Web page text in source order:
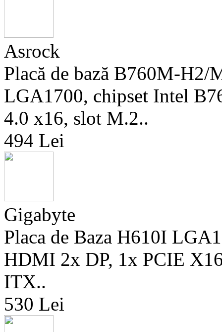
Asrock
Placă de bază B760M-
LGA1700, chipset Intel
4.0 x16, slot M.2..
494 Lei
Gigabyte
Placa de Baza H610I
HDMI 2x DP, 1x PCIE
ITX..
530 Lei